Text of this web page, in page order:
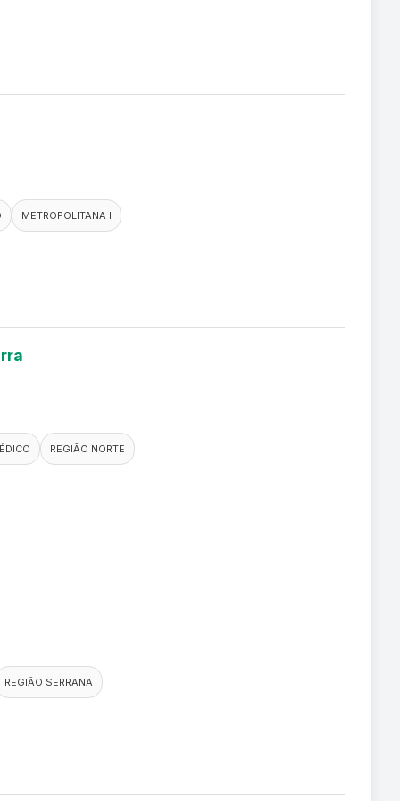
METROPOLITANA I
REGIÃO NORTE
REGIÃO SERRANA